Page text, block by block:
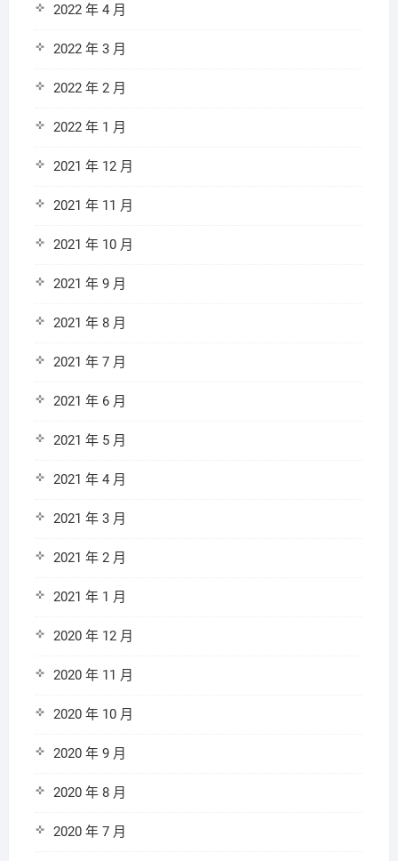
2022 年 4 月
2022 年 3 月
2022 年 2 月
2022 年 1 月
2021 年 12 月
2021 年 11 月
2021 年 10 月
2021 年 9 月
2021 年 8 月
2021 年 7 月
2021 年 6 月
2021 年 5 月
2021 年 4 月
2021 年 3 月
2021 年 2 月
2021 年 1 月
2020 年 12 月
2020 年 11 月
2020 年 10 月
2020 年 9 月
2020 年 8 月
2020 年 7 月